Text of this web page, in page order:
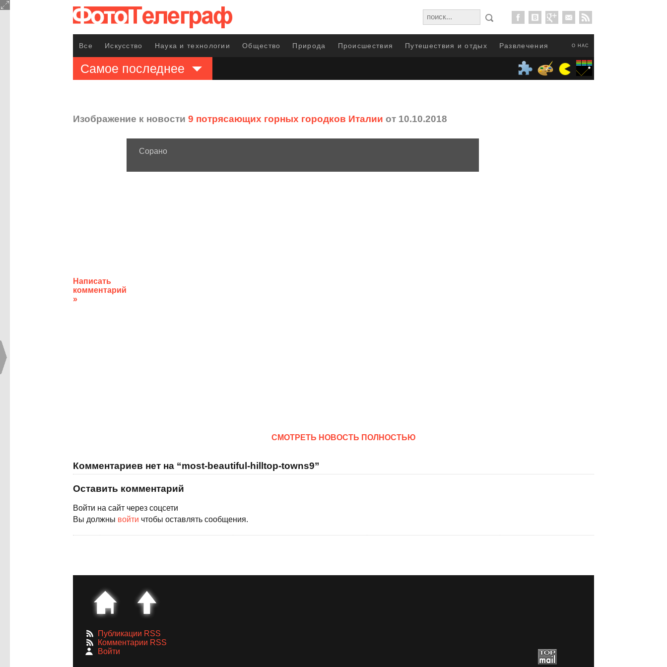
О НАС
Все Искусство Наука и технологии Общество Природа Происшествия Путешествия и отдых Развлечения
Самое последнее
Изображение к новости 9 потрясающих горных городков Италии от 10.10.2018
Написать
комментарий
»
Сорано
CМОТРЕТЬ НОВОСТЬ ПОЛНОСТЬЮ
Комментариев нет на “most-beautiful-hilltop-towns9”
Оставить комментарий
Войти на сайт через соцсети
Вы должны войти чтобы оставлять сообщения.
Публикации RSS
Комментарии RSS
Войти